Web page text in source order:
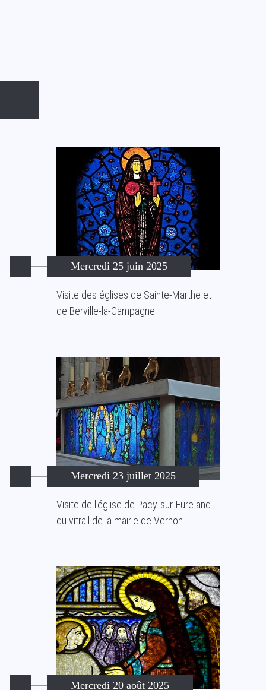
Mercredi 25 juin 2025
Visite des églises de Sainte-Marthe et
de Berville-la-Campagne
Mercredi 23 juillet 2025
Visite de l'église de Pacy-sur-Eure and
du vitrail de la mairie de Vernon
Mercredi 20 août 2025